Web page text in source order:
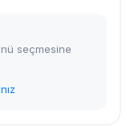
seçmesine